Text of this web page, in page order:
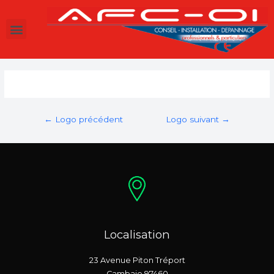
← Logo précédent Logo suivant →
Localisation
23 Avenue Piton Tréport